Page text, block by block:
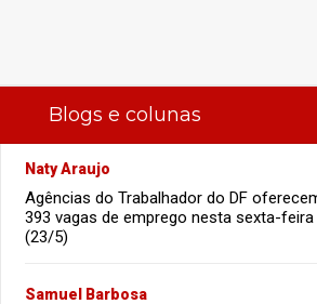
Blogs e colunas
Naty Araujo
Agências do Trabalhador do DF
393 vagas de emprego nesta sexta-feira
(23/5)
Samuel Barbosa